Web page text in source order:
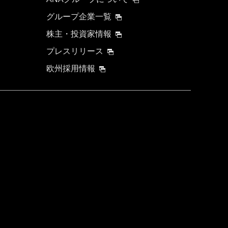
グループ企業一覧
株主・投資家情報
プレスリリース
欧州採用情報